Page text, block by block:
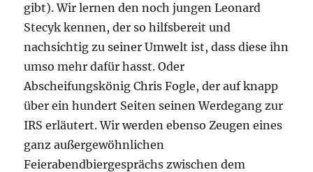
gibt). Wir lernen den noch jungen Leonard
Stecyk kennen, der so hilfsbereit und
nachsichtig zu seiner Umwelt ist, dass diese ihn
umso mehr dafür hasst. Oder
Abscheifungskönig Chris Fogle, der auf knapp
über ein hundert Seiten seinen Werdegang zur
IRS erläutert. Wir werden ebenso Zeugen eines
ganz außergewöhnlichen
Feierabendbiergesprächs zwischen dem